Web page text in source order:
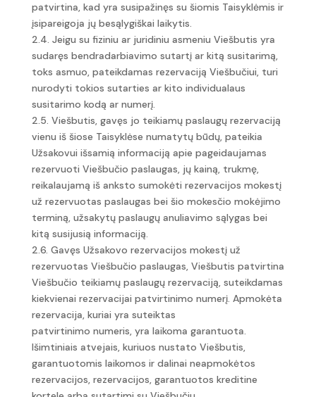
patvirtina, kad yra susipažinęs su šiomis Taisyklėmis ir
įsipareigoja jų besąlygiškai laikytis.
2.4. Jeigu su fiziniu ar juridiniu asmeniu Viešbutis yra
sudaręs bendradarbiavimo sutartį ar kitą susitarimą,
toks asmuo, pateikdamas rezervaciją Viešbučiui, turi
nurodyti tokios sutarties ar kito individualaus
susitarimo kodą ar numerį.
2.5. Viešbutis, gavęs jo teikiamų paslaugų rezervaciją
vienu iš šiose Taisyklėse numatytų būdų, pateikia
Užsakovui išsamią informaciją apie pageidaujamas
rezervuoti Viešbučio paslaugas, jų kainą, trukmę,
reikalaujamą iš anksto sumokėti rezervacijos mokestį
už rezervuotas paslaugas bei šio mokesčio mokėjimo
terminą, užsakytų paslaugų anuliavimo sąlygas bei
kitą susijusią informaciją.
2.6. Gavęs Užsakovo rezervacijos mokestį už
rezervuotas Viešbučio paslaugas, Viešbutis patvirtina
Viešbučio teikiamų paslaugų rezervaciją, suteikdamas
kiekvienai rezervacijai patvirtinimo numerį. Apmokėta
rezervacija, kuriai yra suteiktas
patvirtinimo numeris, yra laikoma garantuota.
Išimtiniais atvejais, kuriuos nustato Viešbutis,
garantuotomis laikomos ir dalinai neapmokėtos
rezervacijos, rezervacijos, garantuotos kreditine